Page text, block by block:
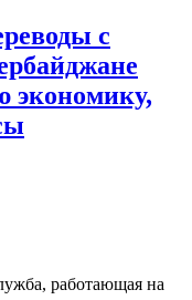
с
экономику,
работающая на